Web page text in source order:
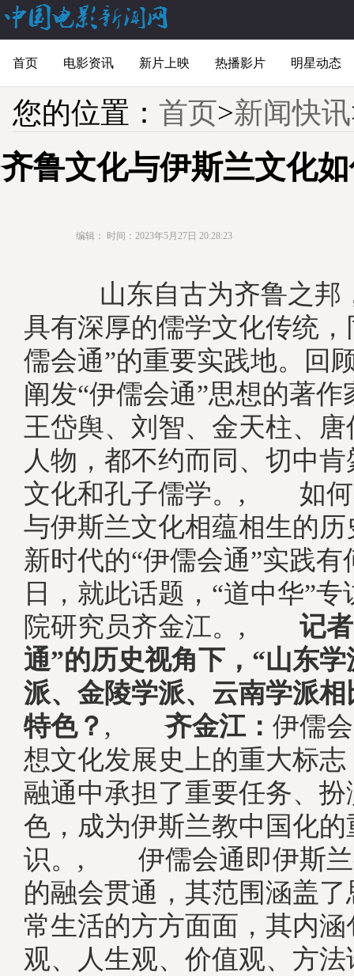
首页 电影资讯 新片上映 热播影片 明星动态
您的位置： 首页>新闻快讯
齐鲁文化与伊斯兰文化
编辑： 时间：2023年5月27日 20:28:23
山东自古为齐鲁之邦
具有深厚的儒学文化传统，
儒会通”的重要实践地。回
阐发“伊儒会通”思想的著
王岱舆、刘智、金天柱、
人物，都不约而同、切中
文化和孔子儒学。, 如何
与伊斯兰文化相蕴相生的
新时代的“伊儒会通”实践有
日，就此话题，“道中华”
院研究员齐金江。, 记
通”的历史视角下，“山东
派、金陵学派、云南学派
特色？ ,齐金江： 伊儒
想文化发展史上的重大标
融通中承担了重要任务、
色，成为伊斯兰教中国化的
识。, 伊儒会通即伊斯兰
的融会贯通，其范围涵盖
常生活的方方面面，其内
观、人生观、价值观、方